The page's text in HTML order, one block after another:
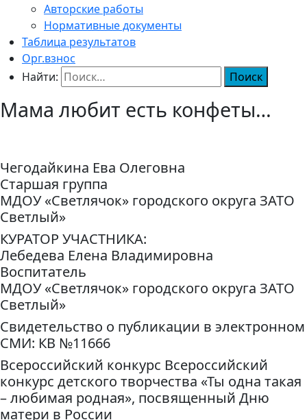
Авторские работы
Нормативные документы
Таблица результатов
Орг.взнос
Найти:
Мама любит есть конфеты…
Чегодайкина Ева Олеговна
Старшая группа
МДОУ «Светлячок» городского округа ЗАТО
Светлый»
КУРАТОР УЧАСТНИКА:
Лебедева Елена Владимировна
Воспитатель
МДОУ «Светлячок» городского округа ЗАТО
Светлый»
Свидетельство о публикации в электронном
СМИ: КВ №11666
Всероссийский конкурс Всероссийский
конкурс детского творчества «Ты одна такая
– любимая родная», посвященный Дню
матери в России